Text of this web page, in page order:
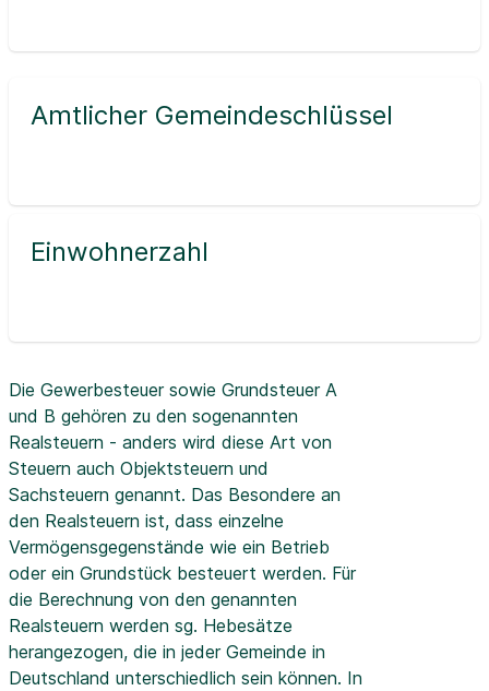
Amtlicher Gemeindeschlüssel
Einwohnerzahl
Die Gewerbesteuer sowie Grundsteuer A
und B gehören zu den sogenannten
Realsteuern - anders wird diese Art von
Steuern auch Objektsteuern und
Sachsteuern genannt. Das Besondere an
den Realsteuern ist, dass einzelne
Vermögensgegenstände wie ein Betrieb
oder ein Grundstück besteuert werden. Für
die Berechnung von den genannten
Realsteuern werden sg. Hebesätze
herangezogen, die in jeder Gemeinde in
Deutschland unterschiedlich sein können. In